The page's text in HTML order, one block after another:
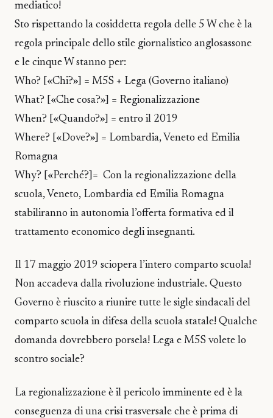
mediatico!
Sto rispettando la cosiddetta regola delle 5 W che è la
regola principale dello stile giornalistico anglosassone
e le cinque W stanno per:
Who? [«Chi?»] = M5S + Lega (Governo italiano)
What? [«Che cosa?»] = Regionalizzazione
When? [«Quando?»] = entro il 2019
Where? [«Dove?»] = Lombardia, Veneto ed Emilia
Romagna
Why? [«Perché?]= Con la regionalizzazione della
scuola, Veneto, Lombardia ed Emilia Romagna
stabiliranno in autonomia l’offerta formativa ed il
trattamento economico degli insegnanti.
Il 17 maggio 2019 sciopera l’intero comparto scuola!
Non accadeva dalla rivoluzione industriale. Questo
Governo è riuscito a riunire tutte le sigle sindacali del
comparto scuola in difesa della scuola statale! Qualche
domanda dovrebbero porsela! Lega e M5S volete lo
scontro sociale?
La regionalizzazione è il pericolo imminente ed è la
conseguenza di una crisi trasversale che è prima di